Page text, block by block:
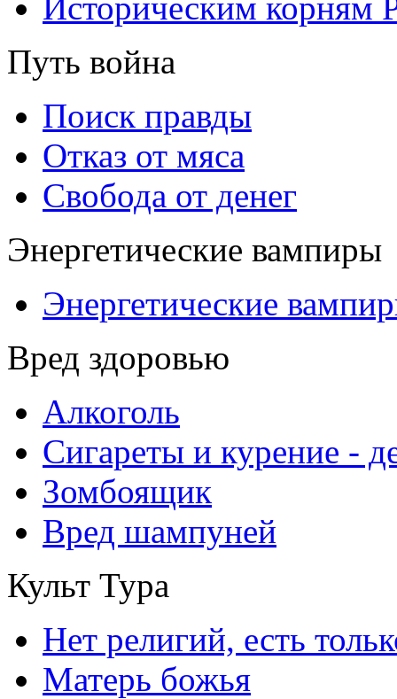
Путь война
Поиск правды
Отказ от мяса
Свобода от денег
Энергетические вампиры
Энергетические
Вред здоровью
Алкоголь
Сигареты и курение -
Зомбоящик
Вред шампуней
Культ Тура
Нет религий, есть
Матерь божья